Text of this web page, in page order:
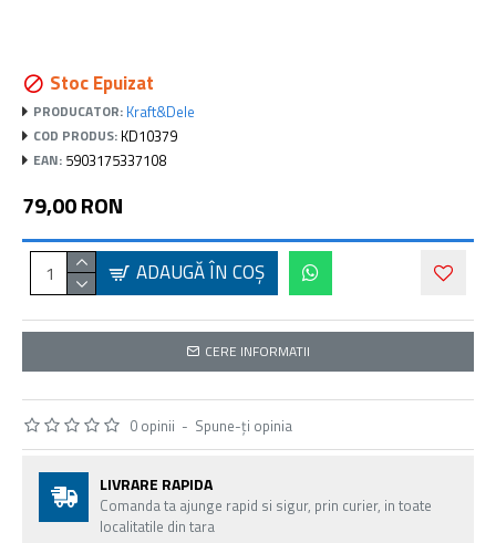
Stoc Epuizat
PRODUCATOR: Kraft&Dele
COD PRODUS: KD10379
EAN: 5903175337108
0 opinii - Spune-ţi opinia
79,00 RON
ADAUGĂ ÎN COŞ
CERE INFORMATII
LIVRARE RAPIDA
Comanda ta ajunge rapid si sigur, prin curier, in toate
localitatile din tara